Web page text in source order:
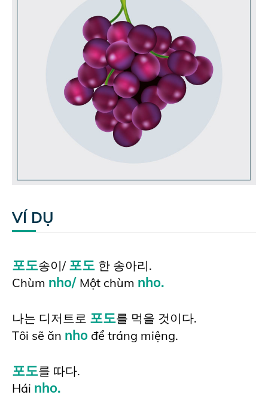
VÍ DỤ
포도송이/ 포도 한 송아리.
Chùm nho/ Một chùm nho.
나는 디저트로 포도를 먹을 것이다.
Tȏi sẽ ăn nho để tráng miệng.
포도를 따다.
Hái nho.